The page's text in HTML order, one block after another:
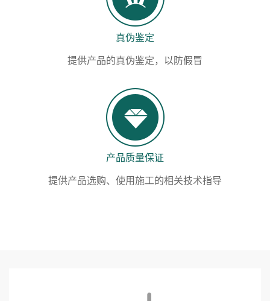
真伪鉴定
提供产品的真伪鉴定，以防假冒
产品质量保证
提供产品选购、使用施工的相关技术指导